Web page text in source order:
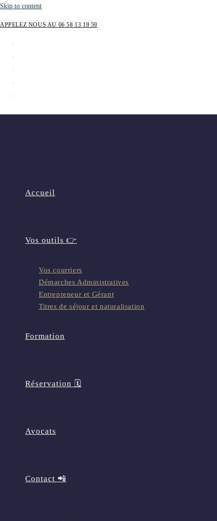
Skip to content
APPELEZ NOUS AU 06 58 13 19 59
Accueil
Vos outils 👉
Vos courriers
Démarches Administratives
Entrepreneur et Gérant
Titres de séjour et naturalisation
Formation
Réservation 🗓️
Avocats
Contact 📲